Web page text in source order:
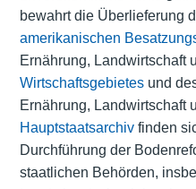
bewahrt die Überlieferung
amerikanischen
Ernährung, Landwirtschaft
Wirtschaftsgebietesund
Ernährung, Landwirtschaft
Hauptstaatsarchivfinden
Durchführung der
staatlichen Behörden,